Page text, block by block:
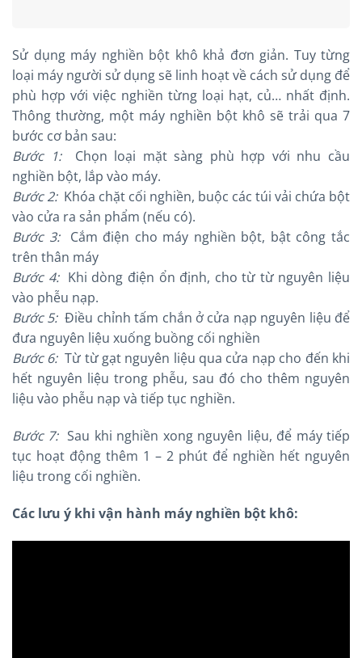
Sử dụng máy nghiền bột khô khả đơn giản. Tuy từng
loại máy người sử dụng sẽ linh hoạt về cách sử dụng để
phù hợp với việc nghiền từng loại hạt, củ… nhất định.
Thông thường, một máy nghiền bột khô sẽ trải qua 7
bước cơ bản sau:
Bước 1:Chọn loại mặt sàng phù hợp với nhu cầu
nghiền bột, lắp vào máy.
Bước 2:Khóa chặt cối nghiền, buộc các túi vải chứa bột
vào cửa ra sản phẩm (nếu có).
Bước 3:Cắm điện cho máy nghiền bột, bật công tắc
trên thân máy
Bước 4:Khi dòng điện ổn định, cho từ từ nguyên liệu
vào phễu nạp.
Bước 5:Điều chỉnh tấm chắn ở cửa nạp nguyên liệu để
đưa nguyên liệu xuống buồng cối nghiền
Bước 6:Từ từ gạt nguyên liệu qua cửa nạp cho đến khi
hết nguyên liệu trong phễu, sau đó cho thêm nguyên
liệu vào phễu nạp và tiếp tục nghiền.
Bước 7:Sau khi nghiền xong nguyên liệu, để máy tiếp
tục hoạt động thêm 1 – 2 phút để nghiền hết nguyên
liệu trong cối nghiền.
Các lưu ý khi vận hành máy nghiền bột khô: